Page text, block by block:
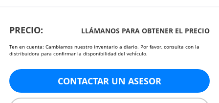
PRECIO: LLÁMANOS PARA OBTENER EL PRECIO
Ten en cuenta: Cambiamos nuestro inventario a diario. Por favor, consulta con la
distribuidora para confirmar la disponibilidad del vehículo.
CONTACTAR UN ASESOR